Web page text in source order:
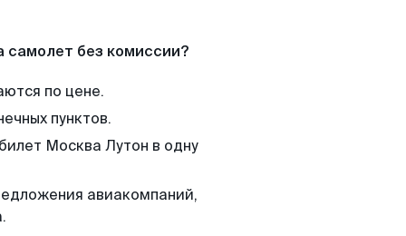
самолет без комиссии?
по цене.
пунктов.
Москва Лутон в одну
авиакомпаний,